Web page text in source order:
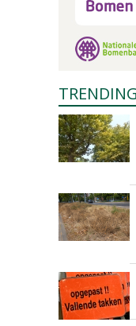
TRENDING